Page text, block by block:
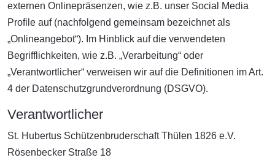
externen Onlinepräsenzen, wie z.B. unser Social Media
Profile auf (nachfolgend gemeinsam bezeichnet als
„Onlineangebot“). Im Hinblick auf die verwendeten
Begrifflichkeiten, wie z.B. „Verarbeitung“ oder
„Verantwortlicher“ verweisen wir auf die Definitionen im Art.
4 der Datenschutzgrundverordnung (DSGVO).
Verantwortlicher
St. Hubertus Schützenbruderschaft Thülen 1826 e.V.
Rösenbecker Straße 18